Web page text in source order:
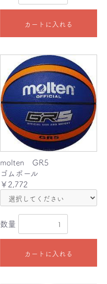
カートに入れる
molten GR5
ゴムボール
￥2,772
数量
カートに入れる